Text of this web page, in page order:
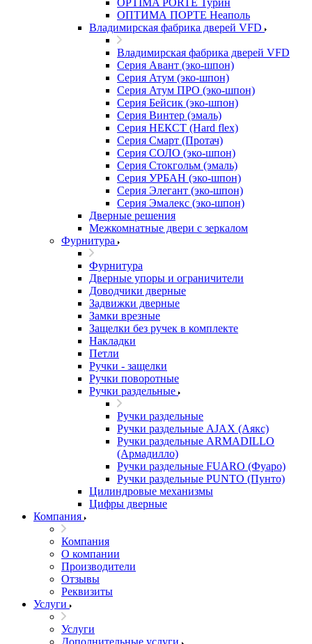
ОПТИМА ПОРТЕ Неаполь
Владимирская фабрика дверей VFD
Владимирская фабрика дверей VFD
Серия Авант (эко-шпон)
Серия Атум (эко-шпон)
Серия Атум ПРО (эко-шпон)
Серия Бейсик (эко-шпон)
Серия Винтер (эмаль)
Серия НЕКСТ (Hard flex)
Серия Смарт (Протач)
Серия СОЛО (эко-шпон)
Серия Стокгольм (эмаль)
Серия УРБАН (эко-шпон)
Серия Элегант (эко-шпон)
Серия Эмалекс (эко-шпон)
Дверные решения
Межкомнатные двери c зеркалом
Фурнитура
Фурнитура
Дверные упоры и ограничители
Доводчики дверные
Задвижки дверные
Замки врезные
Защелки без ручек в комплекте
Накладки
Петли
Ручки - защелки
Ручки поворотные
Ручки раздельные
Ручки раздельные
Ручки раздельные AJAX (Аякс)
Ручки раздельные ARMADILLO
(Армадилло)
Ручки раздельные FUARO (Фуаро)
Ручки раздельные PUNTO (Пунто)
Цилиндровые механизмы
Цифры дверные
Компания
Компания
О компании
Производители
Отзывы
Реквизиты
Услуги
Услуги
Дополнительные услуги